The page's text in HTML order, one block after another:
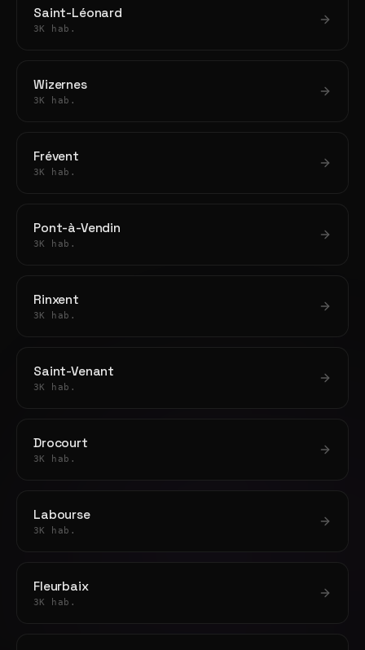
Saint-Léonard
3K hab.
Wizernes
3K hab.
Frévent
3K hab.
Pont-à-Vendin
3K hab.
Rinxent
3K hab.
Saint-Venant
3K hab.
Drocourt
3K hab.
Labourse
3K hab.
Fleurbaix
3K hab.